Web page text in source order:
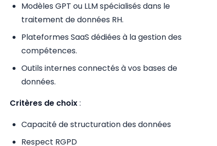
Modèles GPT ou LLM spécialisés dans le
traitement de données RH.
Plateformes SaaS dédiées à la gestion des
compétences.
Outils internes connectés à vos bases de
données.
Critères de choix:
Capacité de structuration des données
Respect RGPD